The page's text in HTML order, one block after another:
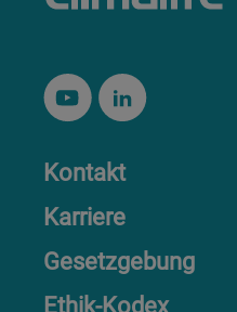
Kontakt
Karriere
Gesetzgebung
Ethik-Kodex